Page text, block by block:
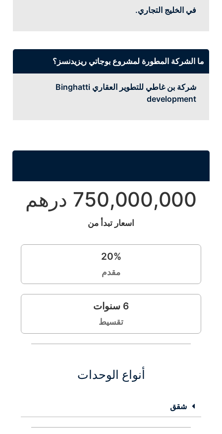
في الخليج التجاري.
ما الشركة المطورة لمشروع بوجاتي ريزيدنسز؟
شركة بن غاطي للتطوير العقاري Binghatti
development
750,000,000 درهم
اسعار تبدأ من
20%
مقدم
6 سنوات
تقسيط
أنواع الوحدات
شقق